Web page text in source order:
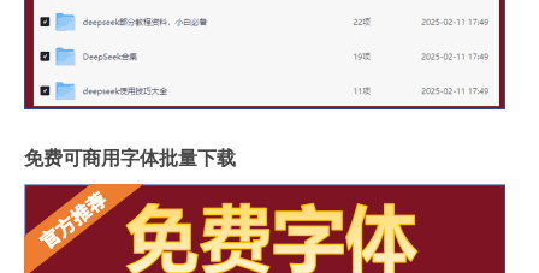
免费可商用字体批量下载